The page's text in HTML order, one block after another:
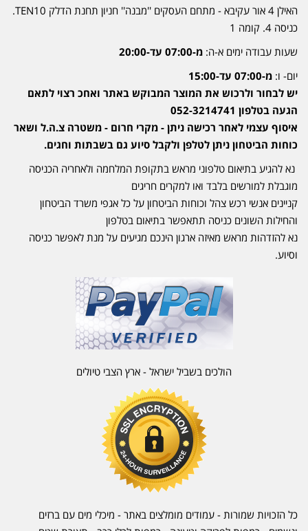
האילן 4 אור עקיבא - מתחם העסקים ''מבנה'' חניון תחנת הדלק TEN10.
כניסה 4. קומה 1
שעות עבודה ימים א-ה: מ-07:00 עד-20:00
יום- ו: מ-07:00 עד-15:00
יש לבחור ולרכוש את המוצר המבוקש באתר ואחכ רצוי לתאם
הגעה בטלפון 052-3214741
איסוף עצמי לאחר רכישה ניתן - מקרי חרום - משטרה צ.ה.ל ושאר
כוחות הביטחון ניתן לטלפן ולקבל סיוע גם בשבתות וחגים.
נא להגיע בתיאום טלפוני מראש בתקופת המלחמה ולאחריה הכניסה
מוגבלת למורשים בלבד ואו למקרים חריגים
קניינים אנשי רכש צהל וכוחות הביטחון על כל אגפי משרד הביטחון
והחילות השונים כניסה תתאפשר בתיאום בטלפון
נא להזדהות מראש מאיזה ארגון הינכם מגיעים על מנת לאפשר כניסה
וסיוע.
הולכים בשביל ישראל - ארץ הצבי טיולים
כל הזכויות שמורות - עמודים מומלצים באתר - מיכלי מים עם ברזים